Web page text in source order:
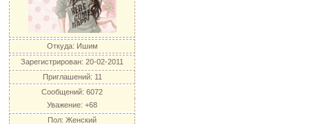
Откуда: Ишим
Зарегистрирован: 20-02-2011
Приглашений: 11
Сообщений: 6072
Уважение: +68
Пол: Женский